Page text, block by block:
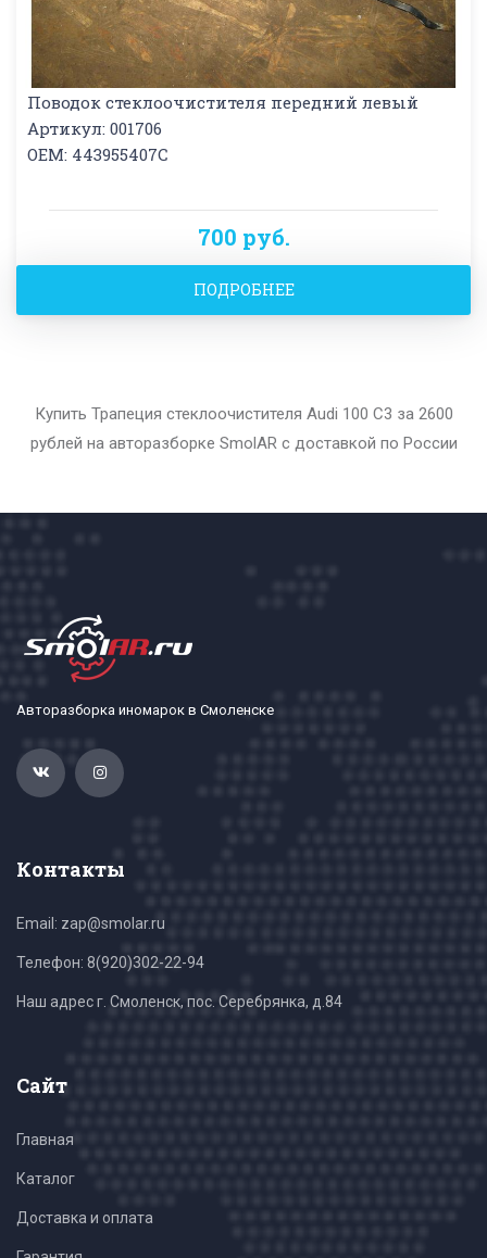
Поводок стеклоочистителя передний левый
Артикул: 001706
OEM: 443955407C
700 руб.
ПОДРОБНЕЕ
Купить Трапеция стеклоочистителя Audi 100 С3 за 2600
рублей на авторазборке SmolAR с доставкой по России
Авторазборка иномарок в Смоленске
Контакты
Email: zap@smolar.ru
Телефон: 8(920)302-22-94
Наш адрес г. Смоленск, пос. Серебрянка, д.84
Сайт
Главная
Каталог
Доставка и оплата